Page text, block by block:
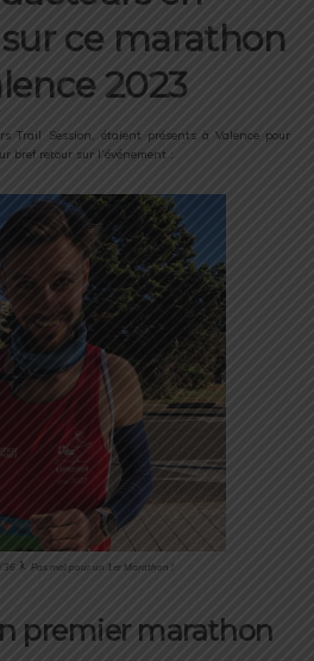
ce marathon
2023
Trail Session, étaient présents à Valence pour
bref retour sur l’événement :
Pas mal pour un 1er Marathon !
premier marathon